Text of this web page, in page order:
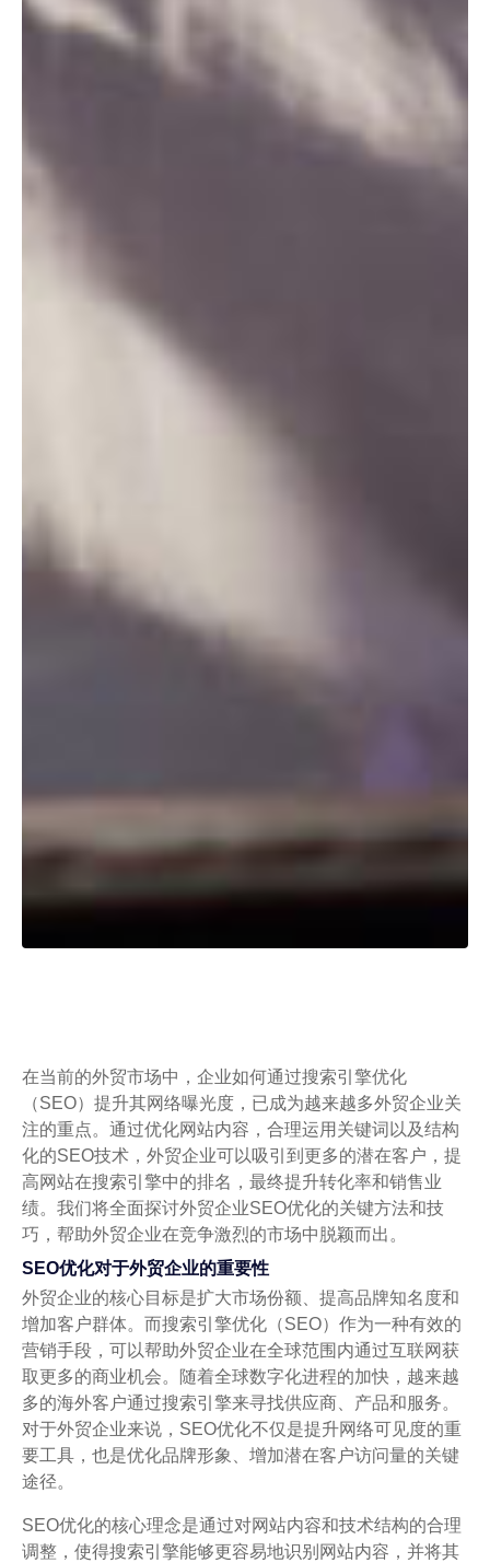
在当前的外贸市场中，企业如何通过搜索引擎优化
（SEO）提升其网络曝光度，已成为越来越多外贸企业关
注的重点。通过优化网站内容，合理运用关键词以及结构
化的SEO技术，外贸企业可以吸引到更多的潜在客户，提
高网站在搜索引擎中的排名，最终提升转化率和销售业
绩。我们将全面探讨外贸企业SEO优化的关键方法和技
巧，帮助外贸企业在竞争激烈的市场中脱颖而出。
SEO优化对于外贸企业的重要性
外贸企业的核心目标是扩大市场份额、提高品牌知名度和
增加客户群体。而搜索引擎优化（SEO）作为一种有效的
营销手段，可以帮助外贸企业在全球范围内通过互联网获
取更多的商业机会。随着全球数字化进程的加快，越来越
多的海外客户通过搜索引擎来寻找供应商、产品和服务。
对于外贸企业来说，SEO优化不仅是提升网络可见度的重
要工具，也是优化品牌形象、增加潜在客户访问量的关键
途径。
SEO优化的核心理念是通过对网站内容和技术结构的合理
调整，使得搜索引擎能够更容易地识别网站内容，并将其